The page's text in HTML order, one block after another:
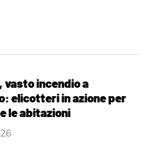
vasto incendio a
elicotteri in azione per
le abitazioni